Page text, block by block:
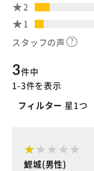
2
1
スタッフの声
3件中
1-3件を表示
フィルター 星1つ
鯉城(男性)